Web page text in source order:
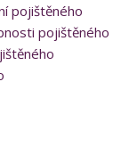
pojištěného
pojištěného